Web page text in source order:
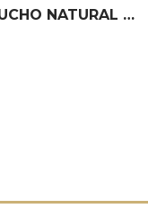
MORDEDOR KORI EL PANDA CAUCHO NATURAL – LANCO